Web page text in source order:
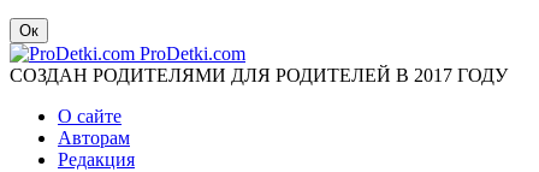
Ок
ProDetki.com
СОЗДАН РОДИТЕЛЯМИ ДЛЯ РОДИТЕЛЕЙ В 2017 ГОДУ
О сайте
Авторам
Редакция